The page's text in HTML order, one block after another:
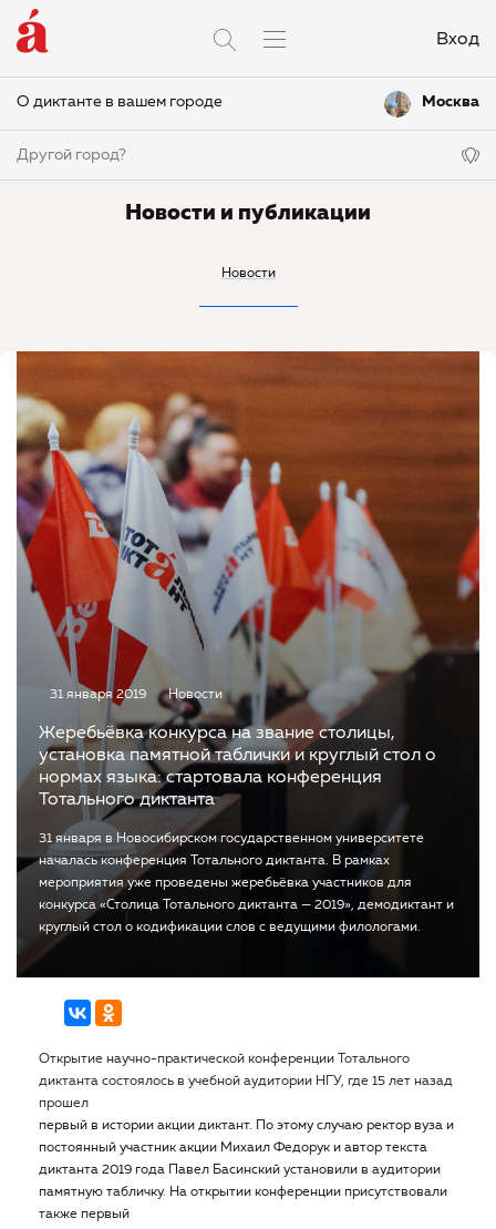
Вход
О диктанте в вашем городе Москва
Другой город?
Новости и публикации
Новости
31 января 2019 Новости
Жеребьёвка конкурса на звание столицы,
установка памятной таблички и круглый стол о
нормах языка: стартовала конференция
Тотального диктанта
31 января в Новосибирском государственном университете
началась конференция Тотального диктанта. В рамках
мероприятия уже проведены жеребьёвка участников для
конкурса «Столица Тотального диктанта — 2019», демодиктант и
круглый стол о кодификации слов с ведущими филологами.
Открытие научно-практической конференции Тотального
диктанта состоялось в учебной аудитории НГУ, где 15 лет назад
прошел
первый в истории акции диктант. По этому случаю ректор вуза и
постоянный участник акции Михаил Федорук и автор текста
диктанта 2019 года Павел Басинский установили в аудитории
памятную табличку. На открытии конференции присутствовали
также первый